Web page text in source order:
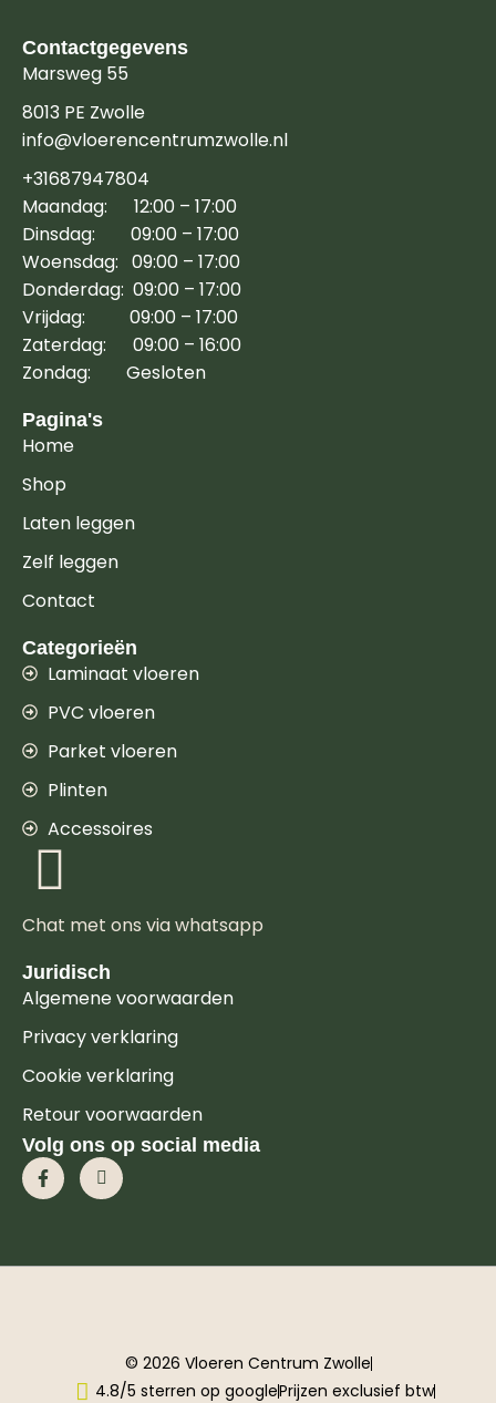
Contactgegevens
Marsweg 55
8013 PE Zwolle
info@vloerencentrumzwolle.nl
+31687947804
Maandag: 12:00 – 17:00
Dinsdag: 09:00 – 17:00
Woensdag: 09:00 – 17:00
Donderdag: 09:00 – 17:00
Vrijdag: 09:00 – 17:00
Zaterdag: 09:00 – 16:00
Zondag: Gesloten
Pagina's
Home
Shop
Laten leggen
Zelf leggen
Contact
Categorieën
Laminaat vloeren
PVC vloeren
Parket vloeren
Plinten
Accessoires
Chat met ons via whatsapp
Juridisch
Algemene voorwaarden
Privacy verklaring
Cookie verklaring
Retour voorwaarden
Volg ons op social media
© 2026 Vloeren Centrum Zwolle
4.8/5 sterren op googlePrijzen exclusief btw